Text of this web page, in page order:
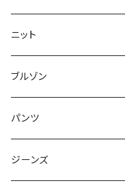
50/XL～
48/L
50/XL～
46/M
48/L
50/XL～
～44/S
46/M
48/L
50/XL～
ニット
～44/S
46/M
48/L
ブルゾン
～44/S
46/M
パンツ
～44/S
ジーンズ